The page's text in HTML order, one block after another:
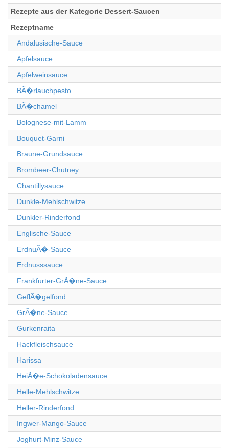
Rezepte aus der Kategorie Dessert-Saucen
Rezeptname
Andalusische-Sauce
Apfelsauce
Apfelweinsauce
BÃ�rlauchpesto
BÃ�chamel
Bolognese-mit-Lamm
Bouquet-Garni
Braune-Grundsauce
Brombeer-Chutney
Chantillysauce
Dunkle-Mehlschwitze
Dunkler-Rinderfond
Englische-Sauce
ErdnuÃ�-Sauce
Erdnusssauce
Frankfurter-GrÃ�ne-Sauce
GeflÃ�gelfond
GrÃ�ne-Sauce
Gurkenraita
Hackfleischsauce
Harissa
HeiÃ�e-Schokoladensauce
Helle-Mehlschwitze
Heller-Rinderfond
Ingwer-Mango-Sauce
Joghurt-Minz-Sauce